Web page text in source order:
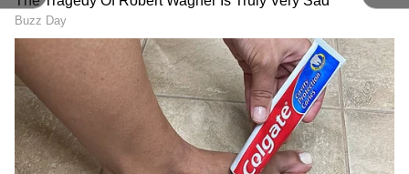
இதேபோல் ஐபிஎல், உள்ளூர் போட்டிகள்,
மற்றும் 'ஏ' அணிக்காக அதிரடி காட்டிய 15
வயது வைபவ் சூர்யவன்ஷி, நாளை இந்திய
சீனியர் அணியில் அறிமுகமாவாரா என
ரசிகர்கள் ஆவலுடன் காத்திருக்கின்றனர்.
இலங்கையில் நடந்த முத்தரப்பு ஒருநாள்